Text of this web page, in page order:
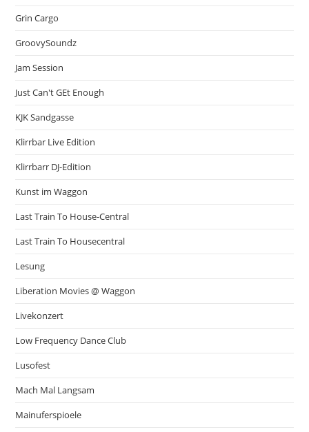
Grin Cargo
GroovySoundz
Jam Session
Just Can't GEt Enough
KJK Sandgasse
Klirrbar Live Edition
Klirrbarr DJ-Edition
Kunst im Waggon
Last Train To House-Central
Last Train To Housecentral
Lesung
Liberation Movies @ Waggon
Livekonzert
Low Frequency Dance Club
Lusofest
Mach Mal Langsam
Mainuferspioele